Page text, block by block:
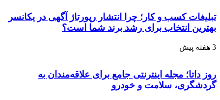
تبلیغات کسب و کار؛ چرا انتشار رپورتاژ آگهی در یکانسر
بهترین انتخاب برای رشد برند شما است؟
3 هفته پیش
روز داتا؛ مجله اینترنتی جامع برای علاقه‌مندان به
گردشگری، سلامت و خودرو